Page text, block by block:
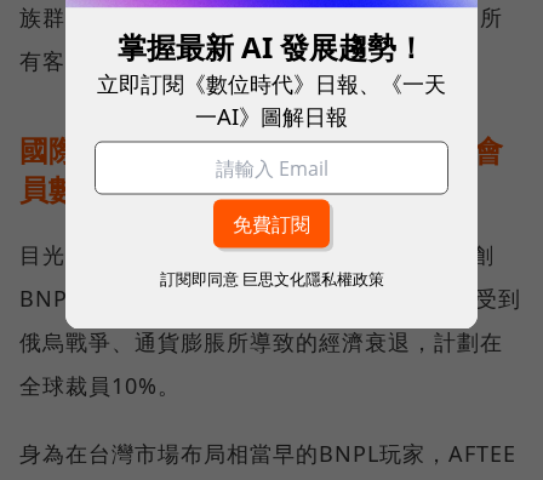
族群，而是希望透過快速、方便的體驗，吸引所
有客群使用，達到支付多元化的目標。
國際BNPL業者遇逆風，AFTEE看好會
員數翻倍
目光轉向全球，BNPL的發展也遭遇挑戰，首創
BNPL模式的瑞典支付公司Klarna，日前傳出受到
俄烏戰爭、通貨膨脹所導致的經濟衰退，計劃在
全球裁員10%。
身為在台灣市場布局相當早的BNPL玩家，AFTEE
掌握最新 AI 發展趨勢！
立即訂閱《數位時代》日報、《一天
一AI》圖解日報
訂閱即同意 巨思文化隱私權政策